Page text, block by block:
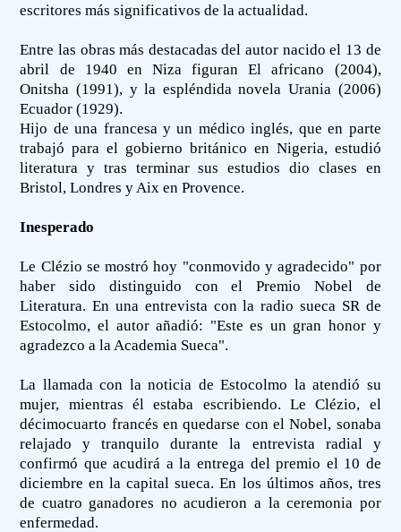
escritores más significativos de la actualidad.
Entre las obras más destacadas del autor nacido el 13 de
abril de 1940 en Niza figuran El africano (2004),
Onitsha (1991), y la espléndida novela Urania (2006)
Ecuador (1929).
Hijo de una francesa y un médico inglés, que en parte
trabajó para el gobierno británico en Nigeria, estudió
literatura y tras terminar sus estudios dio clases en
Bristol, Londres y Aix en Provence.
Inesperado
Le Clézio se mostró hoy "conmovido y agradecido" por
haber sido distinguido con el Premio Nobel de
Literatura. En una entrevista con la radio sueca SR de
Estocolmo, el autor añadió: "Este es un gran honor y
agradezco a la Academia Sueca".
La llamada con la noticia de Estocolmo la atendió su
mujer, mientras él estaba escribiendo. Le Clézio, el
décimocuarto francés en quedarse con el Nobel, sonaba
relajado y tranquilo durante la entrevista radial y
confirmó que acudirá a la entrega del premio el 10 de
diciembre en la capital sueca. En los últimos años, tres
de cuatro ganadores no acudieron a la ceremonia por
enfermedad.